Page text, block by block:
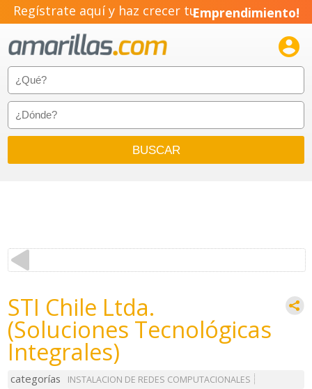
Regístrate aquí y haz crecer tuEmprendimiento!

STI Chile Ltda.
(Soluciones Tecnológicas
Integrales)
categorías INSTALACION DE REDES COMPUTACIONALES